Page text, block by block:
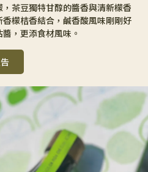
茶豆獨特甘醇的醬香與清新檬香
檬桔香結合，鹹香酸風味剛剛好
，更添食材風味。
報告